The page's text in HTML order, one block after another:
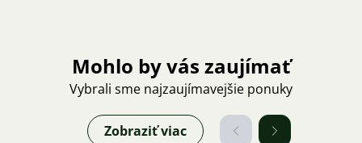
Mohlo by vás zaujímať
Vybrali sme najzaujímavejšie ponuky
Zobraziť viac